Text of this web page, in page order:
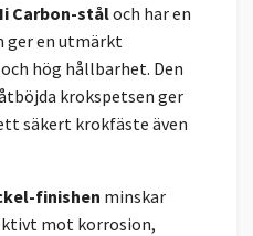
Carbon-ståloch har en
ger en utmärkt
hög hållbarhet. Den
krokspetsen ger
säkert krokfäste även
finishen minskar
mot korrosion,